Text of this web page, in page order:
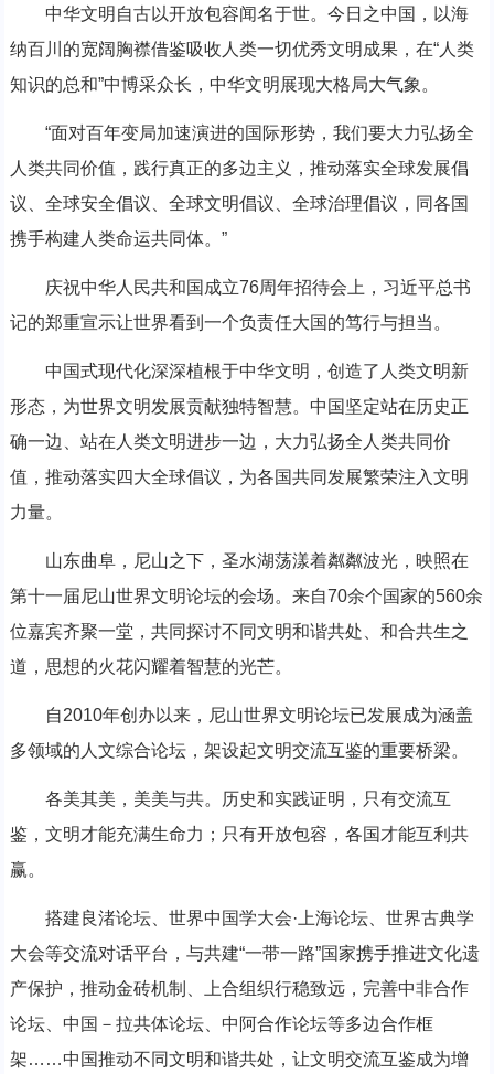
中华文明自古以开放包容闻名于世。今日之中国，以海
纳百川的宽阔胸襟借鉴吸收人类一切优秀文明成果，在“人类
知识的总和”中博采众长，中华文明展现大格局大气象。
“面对百年变局加速演进的国际形势，我们要大力弘扬全
人类共同价值，践行真正的多边主义，推动落实全球发展倡
议、全球安全倡议、全球文明倡议、全球治理倡议，同各国
携手构建人类命运共同体。”
庆祝中华人民共和国成立76周年招待会上，习近平总书
记的郑重宣示让世界看到一个负责任大国的笃行与担当。
中国式现代化深深植根于中华文明，创造了人类文明新
形态，为世界文明发展贡献独特智慧。中国坚定站在历史正
确一边、站在人类文明进步一边，大力弘扬全人类共同价
值，推动落实四大全球倡议，为各国共同发展繁荣注入文明
力量。
山东曲阜，尼山之下，圣水湖荡漾着粼粼波光，映照在
第十一届尼山世界文明论坛的会场。来自70余个国家的560余
位嘉宾齐聚一堂，共同探讨不同文明和谐共处、和合共生之
道，思想的火花闪耀着智慧的光芒。
自2010年创办以来，尼山世界文明论坛已发展成为涵盖
多领域的人文综合论坛，架设起文明交流互鉴的重要桥梁。
各美其美，美美与共。历史和实践证明，只有交流互
鉴，文明才能充满生命力；只有开放包容，各国才能互利共
赢。
搭建良渚论坛、世界中国学大会·上海论坛、世界古典学
大会等交流对话平台，与共建“一带一路”国家携手推进文化遗
产保护，推动金砖机制、上合组织行稳致远，完善中非合作
论坛、中国－拉共体论坛、中阿合作论坛等多边合作框
架……中国推动不同文明和谐共处，让文明交流互鉴成为增